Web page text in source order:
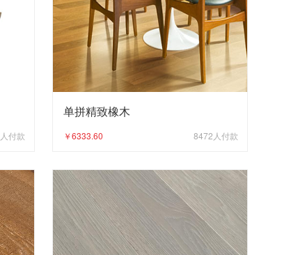
人付款
单拼精致橡木
￥6333.60 8472 人付款